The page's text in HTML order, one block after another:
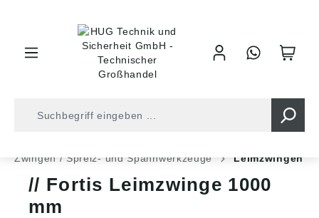
Zwingen / Spreiz- und Spannwerkzeuge
Leimzwingen
Fortis Leimzwinge 1000
mm